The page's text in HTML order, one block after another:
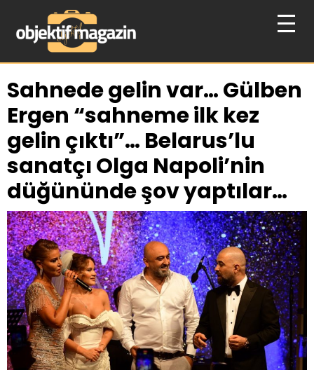
Sahnede gelin var… Gülben
Ergen “sahneme ilk kez
gelin çıktı”… Belarus’lu
sanatçı Olga Napoli’nin
düğününde şov yaptılar…